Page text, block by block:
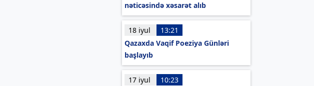
nəticəsində xəsarət alıb
18 iyul
13:21
Qazaxda Vaqif Poeziya Günləri
başlayıb
17 iyul
10:23